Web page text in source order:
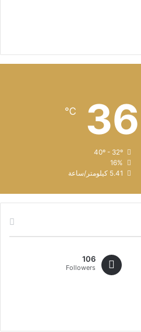
36
℃
16%
5.41 كيلومتر/ساعة
106
Followers